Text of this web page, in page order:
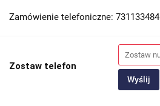
Zamówienie telefoniczne: 731133484
Zostaw telefon
Wyślij